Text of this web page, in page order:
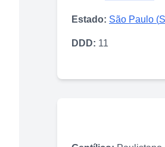
Estado: São Paulo (
DDD: 11